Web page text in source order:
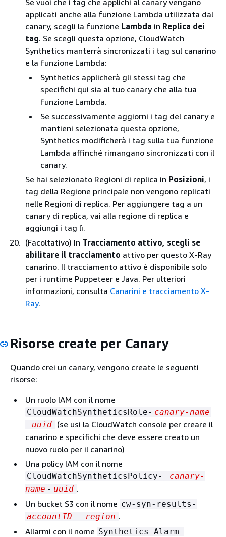
Se vuoi che i tag che applichi al canary vengano
applicati anche alla funzione Lambda utilizzata dal
canary, scegli la funzione Lambda in Replica dei
tag. Se scegli questa opzione, CloudWatch
Synthetics manterrà sincronizzati i tag sul canarino
e la funzione Lambda:
Synthetics applicherà gli stessi tag che
specifichi qui sia al tuo canary che alla tua
funzione Lambda.
Se successivamente aggiorni i tag del canary e
mantieni selezionata questa opzione,
Synthetics modificherà i tag sulla tua funzione
Lambda affinché rimangano sincronizzati con il
canary.
Se hai selezionato Regioni di replica in Posizioni, i
tag della Regione principale non vengono replicati
nelle Regioni di replica. Per aggiungere tag a un
canary di replica, vai alla regione di replica e
aggiungi i tag lì.
(Facoltativo) In Tracciamento attivo, scegli se
abilitare il tracciamento attivo per questo X-Ray
canarino. Il tracciamento attivo è disponibile solo
per i runtime Puppeteer e Java. Per ulteriori
informazioni, consulta Canarini e tracciamento X-
Ray.
Risorse create per Canary
Quando crei un canary, vengono create le seguenti
risorse:
Un ruolo IAM con il nome
CloudWatchSyntheticsRole- canary-name
- uuid (se usi la CloudWatch console per creare il
canarino e specifichi che deve essere creato un
nuovo ruolo per il canarino)
Una policy IAM con il nome
CloudWatchSyntheticsPolicy-
canary-
name - uuid .
Un bucket S3 con il nome cw-syn-results-
accountID
- region .
Allarmi con il nome Synthetics-Alarm-